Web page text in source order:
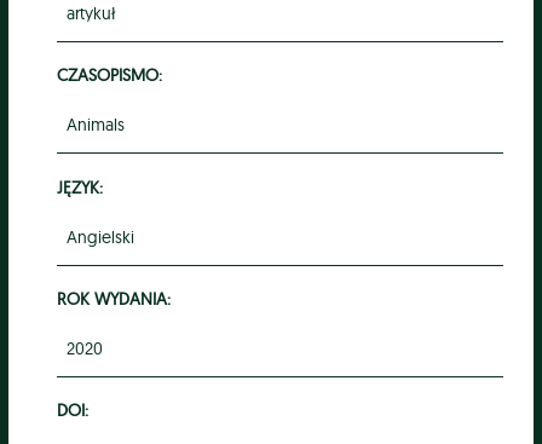
artykuł
CZASOPISMO:
Animals
JĘZYK:
Angielski
ROK WYDANIA:
2020
DOI: